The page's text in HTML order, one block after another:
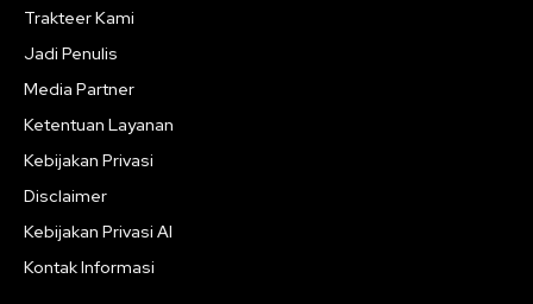
Trakteer Kami
Jadi Penulis
Media Partner
Ketentuan Layanan
Kebijakan Privasi
Disclaimer
Kebijakan Privasi AI
Kontak Informasi